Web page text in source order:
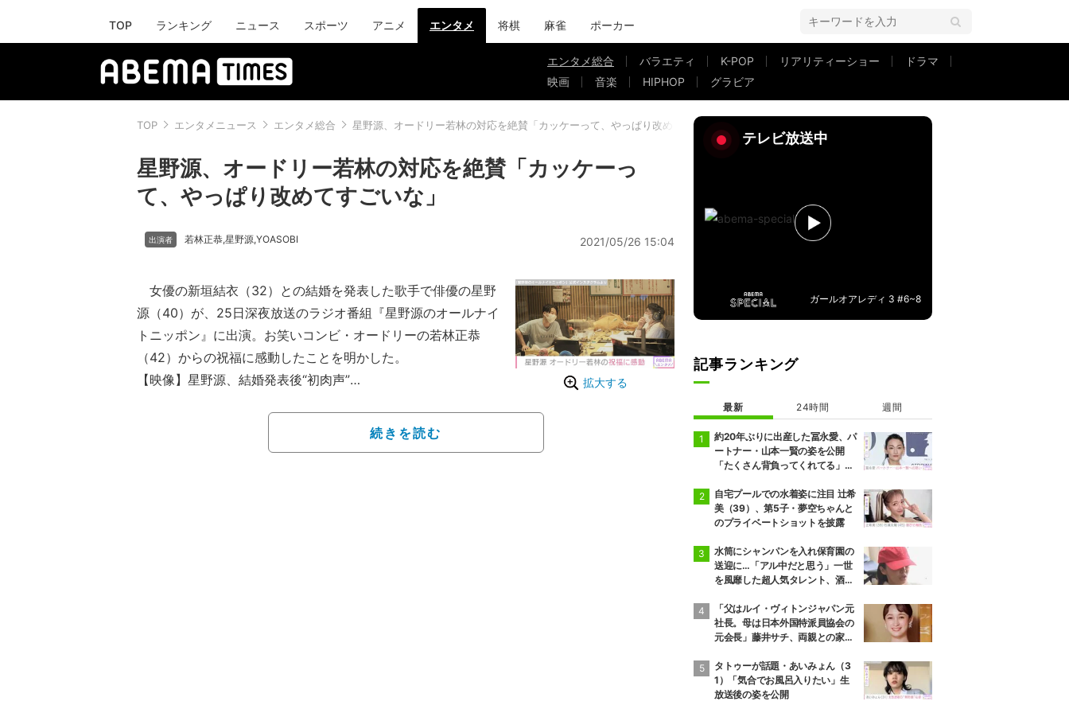
TOP ランキング ニュース スポーツ アニメ エンタメ 将棋 麻雀 ポーカー
エンタメ総合 バラエティ K-POP リアリティーショー
ドラマ
映画
音楽 HIPHOP グラビア
TOP エンタメニュース エンタメ総合 星野源、オードリー若林の対応を絶賛「カッケーって、やっぱり改めてすごいな」
星野源、オードリー若林の対応を絶賛「カッケーっ
て、やっぱり改めてすごいな」
若林正恭,星野源,YOASOBI 2021/05/26 15:04
拡大する
女優の新垣結衣（32）との結婚を発表した歌手で俳優の星野
源（40）が、25日深夜放送のラジオ番組『星野源のオールナイ
トニッポン』に出演。お笑いコンビ・オードリーの若林正恭
（42）からの祝福に感動したことを明かした。
【映像】星野源、結婚発表後“初肉声”
Ayase（27）は『YOASOBIのオールナイトニッポンＸ』で、
「先ほど源さんにお会いしまして、大きな大きな花束をお渡し
続きを読む
テレビ放送中
ガールオアレディ 3 #6~8
記事ランキング
最新 24時間 週間
約20年ぶりに出産した冨永愛、パ
ートナー・山本一賢の姿を公開
「たくさん背負ってくれてる」感
自宅プールでの水着姿に注目 辻希
美（39）、第5子・夢空ちゃんと
のプライベートショットを披露
水筒にシャンパンを入れ保育園の
送迎に…「アル中だと思う」一世
を風靡した超人気タレント、酒漬
「父はルイ・ヴィトンジャパン元
社長。母は日本外国特派員協会の
元会長」藤井サチ、両親との家族
タトゥーが話題・あいみょん（3
1）「気合でお風呂入りたい」生
放送後の姿を公開